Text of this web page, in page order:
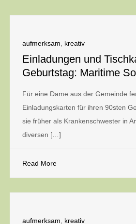
aufmerksam kreativ
Einladungen und
Geburtstag: Maritime
Für eine Dame aus der Gemeinde
Einladungskarten für ihren 90sten
sie früher als Krankenschwester in
diversen […]
Read More
aufmerksam kreativ